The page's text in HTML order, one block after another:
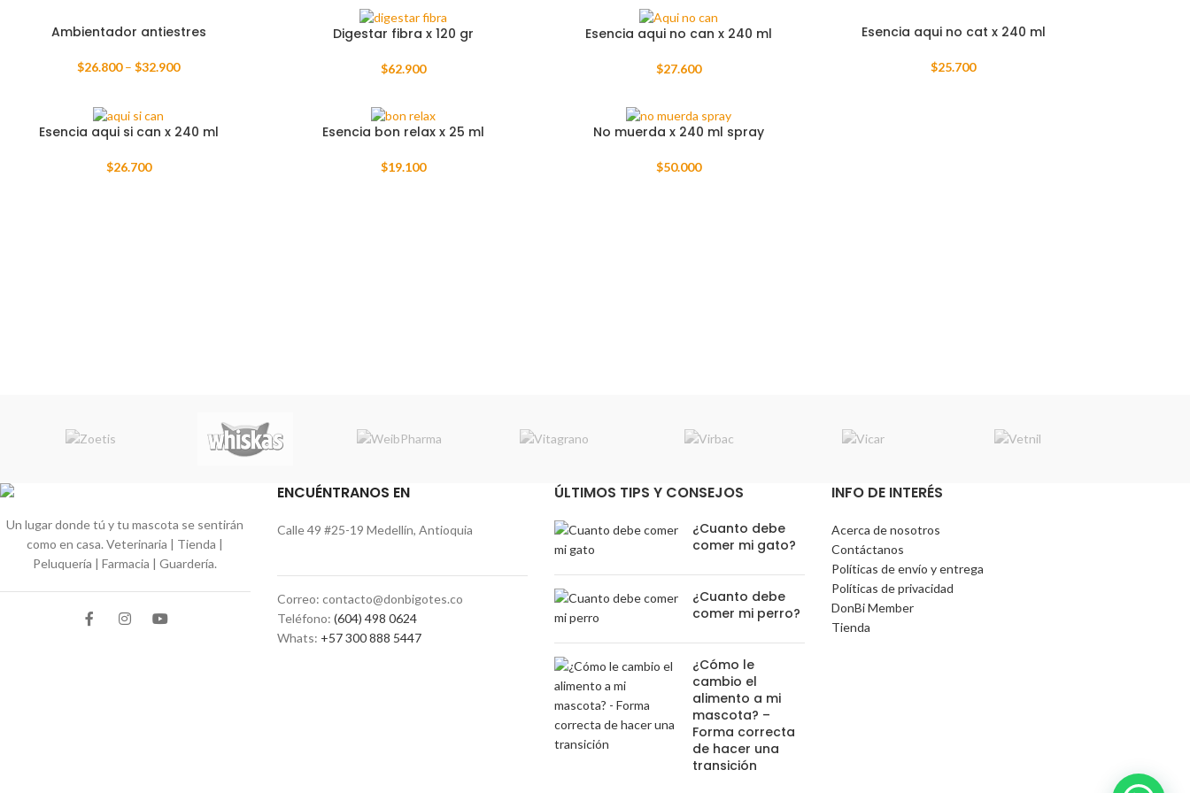
Ambientador antiestres
$26.800 – $32.900
Digestar fibra x 120 gr
$62.900
Esencia aqui no can x 240 ml
$27.600
Esencia aqui no cat x 240 ml
$25.700
Esencia aqui si can x 240 ml
$26.700
Esencia bon relax x 25 ml
$19.100
No muerda x 240 ml spray
$50.000
Un lugar donde tú y tu mascota se sentirán
como en casa. Veterinaria | Tienda |
Peluquería | Farmacia | Guardería.
ENCUÉNTRANOS EN
Calle 49 #25-19 Medellín, Antioquia
Correo: contacto@donbigotes.co
Teléfono: (604) 498 0624
Whats: +57 300 888 5447
ÚLTIMOS TIPS Y CONSEJOS
¿Cuanto debe
comer mi gato?
¿Cuanto debe
comer mi perro?
¿Cómo le
cambio el
alimento a mi
mascota? –
Forma correcta
de hacer una
transición
INFO DE INTERÉS
Acerca de nosotros
Contáctanos
Políticas de envío y entrega
Políticas de privacidad
DonBi Member
Tienda